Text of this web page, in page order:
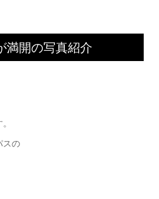
満開の写真紹介
スの